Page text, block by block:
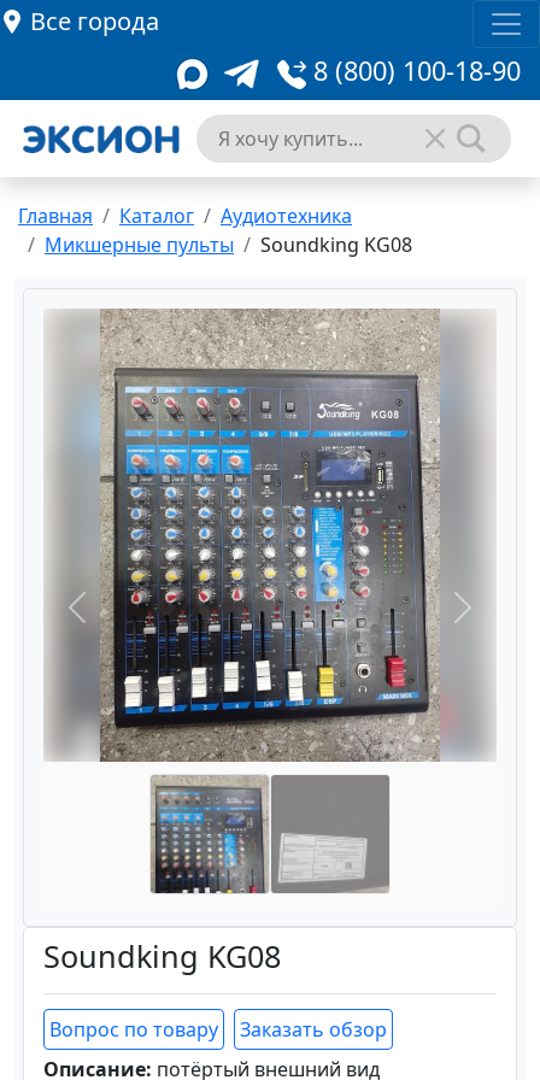
Все города
8 (800) 100-18-90
Главная Каталог
Аудиотехника
Микшерные пульты
Soundking KG08
Назад Вперёд
Soundking KG08
Вопрос по товару
Заказать обзор
Описание: потёртый внешний вид